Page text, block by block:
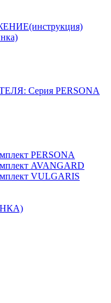
Серия PERSONA
PERSONA
AVANGARD
VULGARIS